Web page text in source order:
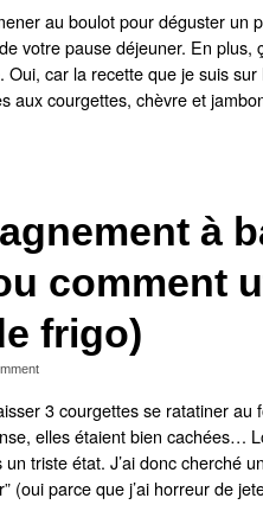
au boulot pour déguster un
votre pause déjeuner. En plus,
Oui, car la recette que je suis
aux courgettes, chèvre et
à
comment
frigo)
3 courgettes se ratatiner au
elles étaient bien cachées…
triste état. J’ai donc cherché
(oui parce que j’ai horreur de